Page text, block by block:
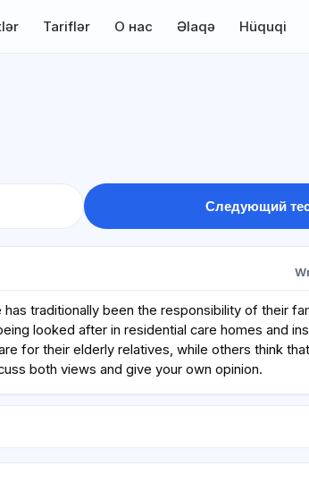
Tariflər О нас Əlaqə Hüquqi
Следующий
traditionally been the responsibility of their
looked after in residential care homes and
for their elderly relatives, while others think
both views and give your own opinion.